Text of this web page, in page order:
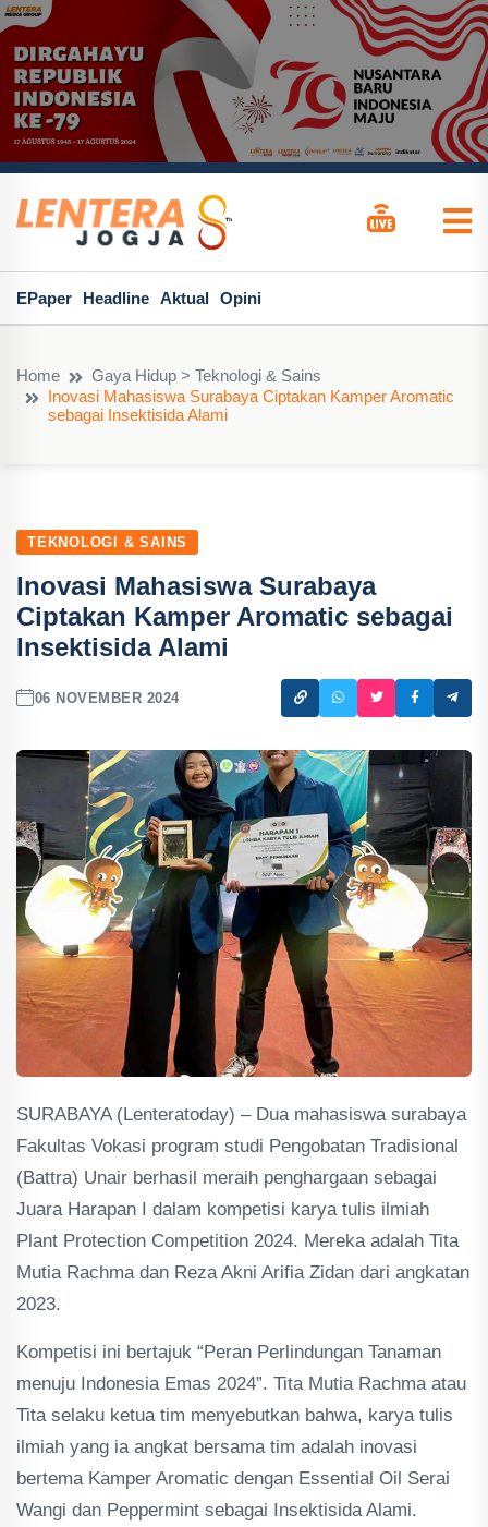
EPaper Headline Aktual Opini
Home
Gaya Hidup > Teknologi & Sains
Inovasi Mahasiswa Surabaya Ciptakan Kamper Aromatic
sebagai Insektisida Alami
TEKNOLOGI & SAINS
Inovasi Mahasiswa Surabaya
Ciptakan Kamper Aromatic sebagai
Insektisida Alami
06 NOVEMBER 2024
SURABAYA (Lenteratoday) – Dua mahasiswa surabaya
Fakultas Vokasi program studi Pengobatan Tradisional
(Battra) Unair berhasil meraih penghargaan sebagai
Juara Harapan I dalam kompetisi karya tulis ilmiah
Plant Protection Competition 2024. Mereka adalah Tita
Mutia Rachma dan Reza Akni Arifia Zidan dari angkatan
2023.
Kompetisi ini bertajuk “Peran Perlindungan Tanaman
menuju Indonesia Emas 2024”. Tita Mutia Rachma atau
Tita selaku ketua tim menyebutkan bahwa, karya tulis
ilmiah yang ia angkat bersama tim adalah inovasi
bertema Kamper Aromatic dengan Essential Oil Serai
Wangi dan Peppermint sebagai Insektisida Alami.